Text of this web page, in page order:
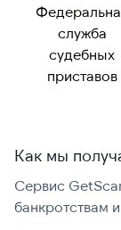
служба
судебных
приставов
Как мы
Сервис
банкротствам